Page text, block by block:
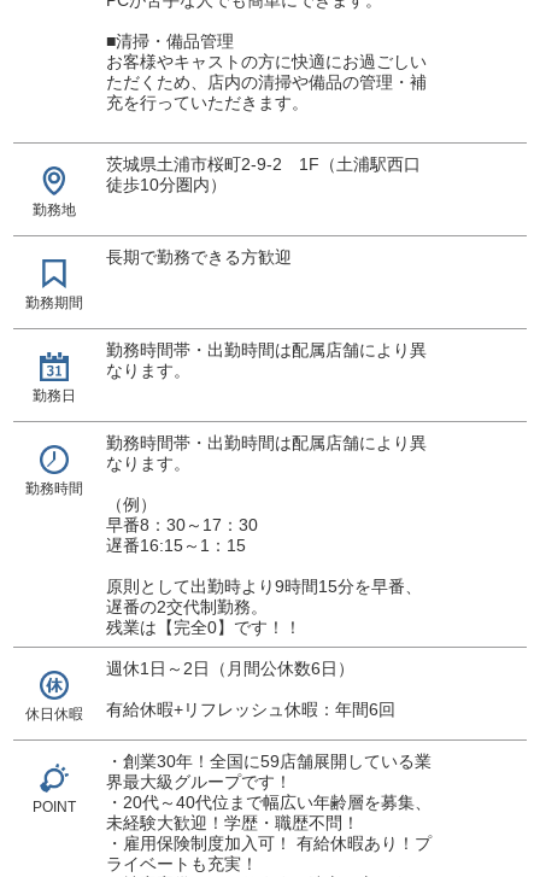
■清掃・備品管理
お客様やキャストの方に快適にお過ごしい
ただくため、店内の清掃や備品の管理・補
充を行っていただきます。
勤務地
茨城県土浦市桜町2-9-2 1F（土浦駅西口
徒歩10分圏内）
勤務期間
長期で勤務できる方歓迎
勤務日
勤務時間帯・出勤時間は配属店舗により異
なります。
勤務時間
勤務時間帯・出勤時間は配属店舗により異
なります。
（例）
早番8：30～17：30
遅番16:15～1：15
原則として出勤時より9時間15分を早番、
遅番の2交代制勤務。
残業は【完全0】です！！
休日休暇
週休1日～2日（月間公休数6日）
有給休暇+リフレッシュ休暇：年間6回
POINT
・創業30年！全国に59店舗展開している業
界最大級グループです！
・20代～40代位まで幅広い年齢層を募集、
未経験大歓迎！学歴・職歴不問！
・雇用保険制度加入可！ 有給休暇あり！プ
ライベートも充実！